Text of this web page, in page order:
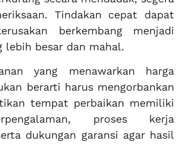
Tindakan cepat dapat
berkembang menjadi
lebih besar dan mahal.
yang menawarkan harga
berarti harus mengorbankan
tempat perbaikan memiliki
proses kerja
dukungan garansi agar hasil